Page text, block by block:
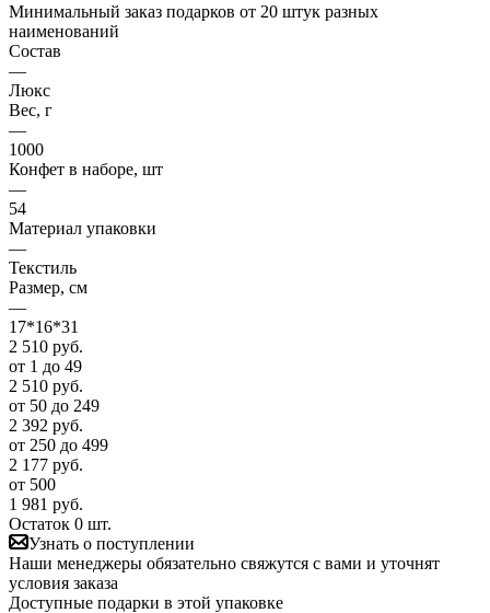
Минимальный заказ подарков от 20 штук разных
наименований
Состав
—
Люкс
Вес, г
—
1000
Конфет в наборе, шт
—
54
Материал упаковки
—
Текстиль
Размер, см
—
17*16*31
2 510 руб.
от 1 до 49
2 510 руб.
от 50 до 249
2 392 руб.
от 250 до 499
2 177 руб.
от 500
1 981 руб.
Остаток 0 шт.
Узнать о поступлении
Наши менеджеры обязательно свяжутся с вами и уточнят
условия заказа
Доступные подарки в этой упаковке